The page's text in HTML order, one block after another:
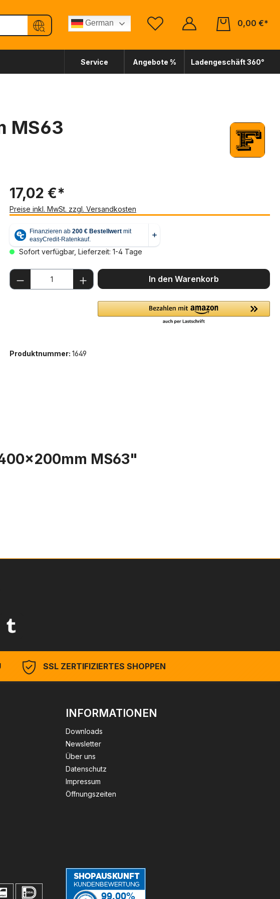
German
0,00 €*
Service Angebote % Ladengeschäft 360°
MS63
17,02 €*
Preise inkl. MwSt. zzgl. Versandkosten
Sofort verfügbar, Lieferzeit: 1-4 Tage
Produkt Anzahl: Gib den gewünschten Wert
In den Warenkorb
Produktnummer: 1649
MS63"
SSL ZERTIFIZIERTES SHOPPEN
INFORMATIONEN
Downloads
Newsletter
Über uns
Datenschutz
Impressum
Öffnungszeiten